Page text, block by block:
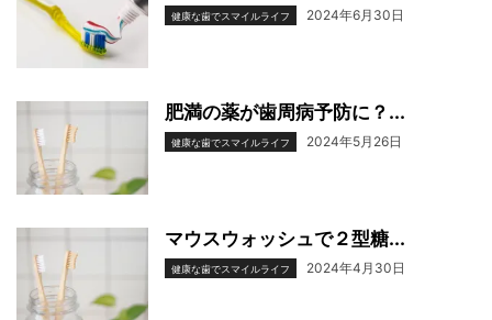
健康な歯でスマイルライフ 2024年6月30日
肥満の薬が歯周病予防に？...
健康な歯でスマイルライフ 2024年5月26日
マウスウォッシュで２型糖...
健康な歯でスマイルライフ 2024年4月30日